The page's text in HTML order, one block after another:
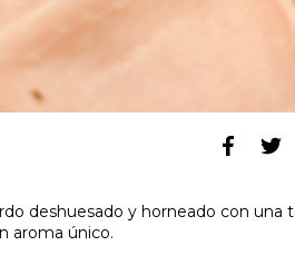
deshuesado y horneado con
aroma único.